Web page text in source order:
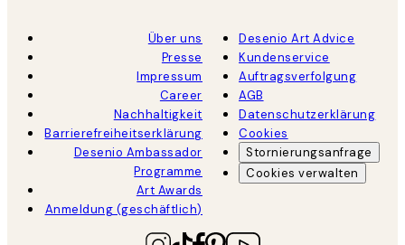
Über uns
Presse
Impressum
Career
Nachhaltigkeit
Barrierefreiheitserklärung
Desenio Ambassador
Programme
Art Awards
Anmeldung (geschäftlich)
Desenio Art Advice
Kundenservice
Auftragsverfolgung
AGB
Datenschutzerklärung
Cookies
Stornierungsanfrage
Cookies verwalten